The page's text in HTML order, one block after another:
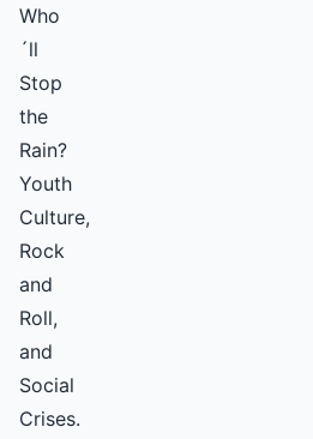
Who
´ll
Stop
the
Rain?
Youth
Culture,
Rock
and
Roll,
and
Social
Crises.